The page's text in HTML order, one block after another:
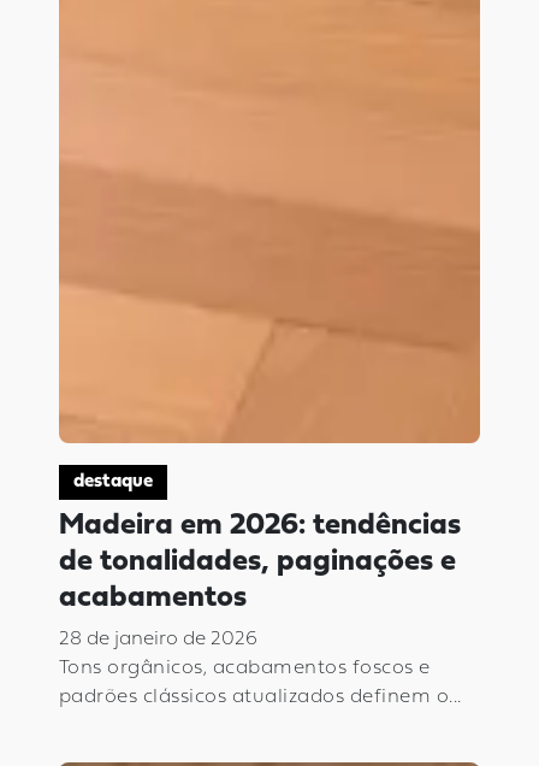
destaque
Madeira em 2026: tendências
de tonalidades, paginações e
acabamentos
28 de janeiro de 2026
Tons orgânicos, acabamentos foscos e
padrões clássicos atualizados definem o...